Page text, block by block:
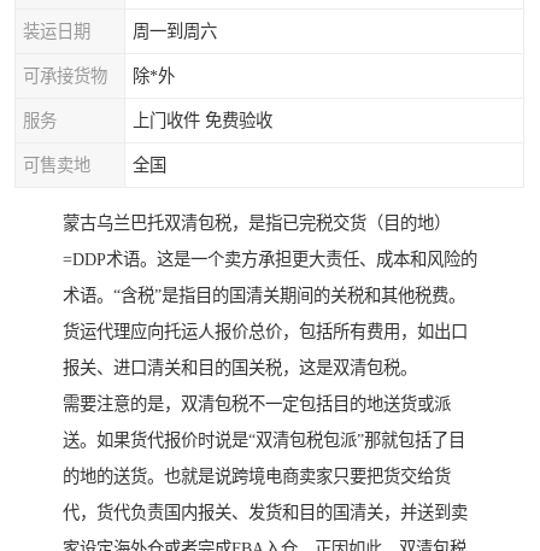
装运日期 周一到周六
可承接货物 除*外
服务 上门收件 免费验收
可售卖地 全国
蒙古乌兰巴托双清包税，是指已完税交货（目的地）
=DDP术语。这是一个卖方承担更大责任、成本和风险的
术语。“含税”是指目的国清关期间的关税和其他税费。
货运代理应向托运人报价总价，包括所有费用，如出口
报关、进口清关和目的国关税，这是双清包税。
需要注意的是，双清包税不一定包括目的地送货或派
送。如果货代报价时说是“双清包税包派”那就包括了目
的地的送货。也就是说跨境电商卖家只要把货交给货
代，货代负责国内报关、发货和目的国清关，并送到卖